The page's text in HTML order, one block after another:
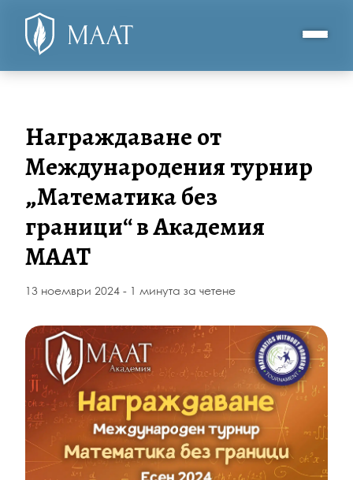
Награждаване от
Международения турнир
„Математика без
граници“ в Академия
МААТ
13 ноември 2024 - 1 минута за четене